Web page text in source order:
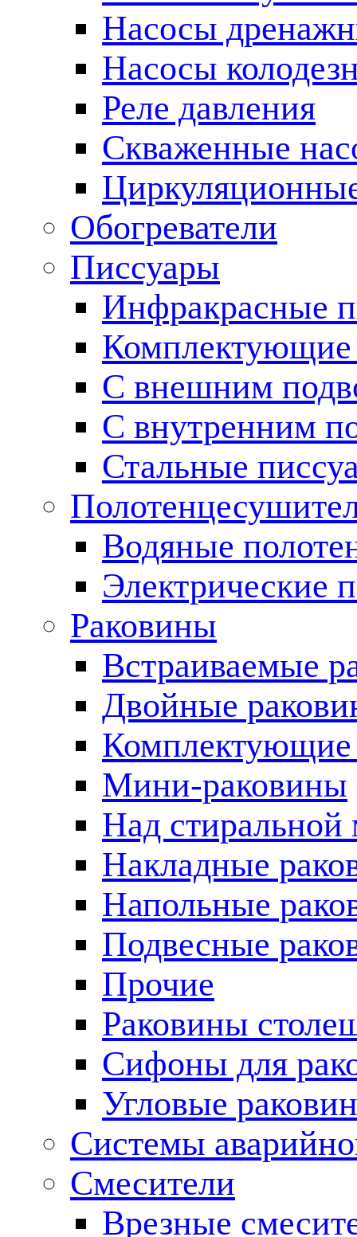
Насосы
Насосы
Реле давления
Скваженные
Обогреватели
Писсуары
Инфракрасные
Комплектующие
С внешним
С внутренним
Стальные
Водяные
Электрические
Раковины
Встраиваемые
Двойные
Комплектующие
Мини-раковины
Над
Накладные
Напольные
Подвесные
Прочие
Раковины
Сифоны для
Угловые
Системы
Смесители
Врезные